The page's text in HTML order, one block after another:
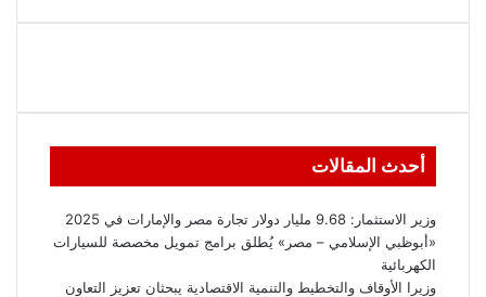
أحدث المقالات
وزير الاستثمار: 9.68 مليار دولار تجارة مصر والإمارات في 2025
«أبوظبي الإسلامي – مصر» يُطلق برامج تمويل مخصصة للسيارات
الكهربائية
وزيرا الأوقاف والتخطيط والتنمية الاقتصادية يبحثان تعزيز التعاون